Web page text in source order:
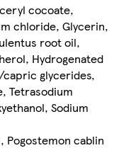
cocoate,
chloride, Glycerin,
root oil,
Hydrogenated
glycerides,
Tetrasodium
Sodium
Pogostemon cablin